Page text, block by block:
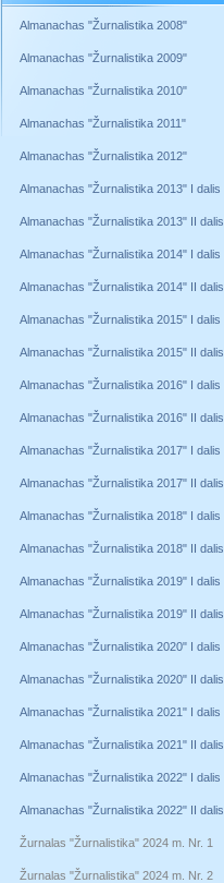
Almanachas "Žurnalistika 2008"
Almanachas "Žurnalistika 2009"
Almanachas "Žurnalistika 2010"
Almanachas "Žurnalistika 2011"
Almanachas "Žurnalistika 2012"
Almanachas "Žurnalistika 2013" I dalis
Almanachas "Žurnalistika 2013" II dalis
Almanachas "Žurnalistika 2014" I dalis
Almanachas "Žurnalistika 2014" II dalis
Almanachas "Žurnalistika 2015" I dalis
Almanachas "Žurnalistika 2015" II dalis
Almanachas "Žurnalistika 2016" I dalis
Almanachas "Žurnalistika 2016" II dalis
Almanachas "Žurnalistika 2017" I dalis
Almanachas "Žurnalistika 2017" II dalis
Almanachas "Žurnalistika 2018" I dalis
Almanachas "Žurnalistika 2018" II dalis
Almanachas "Žurnalistika 2019" I dalis
Almanachas "Žurnalistika 2019" II dalis
Almanachas "Žurnalistika 2020" I dalis
Almanachas "Žurnalistika 2020" II dalis
Almanachas "Žurnalistika 2021" I dalis
Almanachas "Žurnalistika 2021" II dalis
Almanachas "Žurnalistika 2022" I dalis
Almanachas "Žurnalistika 2022" II dalis
Žurnalas "Žurnalistika" 2024 m. Nr. 1
Žurnalas "Žurnalistika" 2024 m. Nr. 2